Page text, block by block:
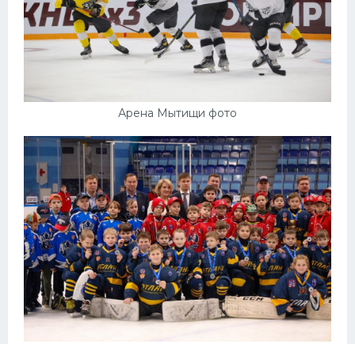
Арена Мытищи фото